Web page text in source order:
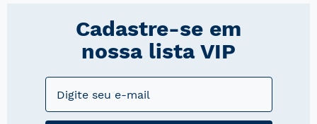
Cadastre-se em
nossa lista VIP